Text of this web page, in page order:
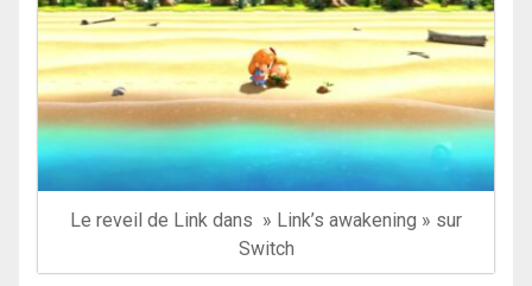
Le reveil de Link dans » Link’s awakening » sur
Switch